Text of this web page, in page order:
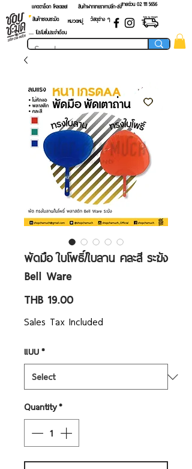
แคตตาล็อก โหลดเลย! สายด่วน 02 ​111 5656
สินค้าฝากขายราคาปลีก-ส่ง
สินค้าชอบชะมัด
หมวดหมู่
วัสดุต่าง ๆ
.... โปรโมชั่นประจำเดือน
พัดมือ ใบโพธิ์/ใบลาน คละสี ระฆัง
Bell Ware
THB 19.00Price
Sales Tax Included
แบบ*
Quantity*